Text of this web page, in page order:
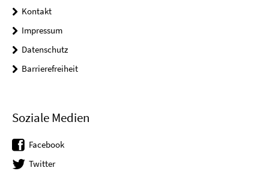
Kontakt
Impressum
Datenschutz
Barrierefreiheit
Soziale Medien
Facebook
Twitter